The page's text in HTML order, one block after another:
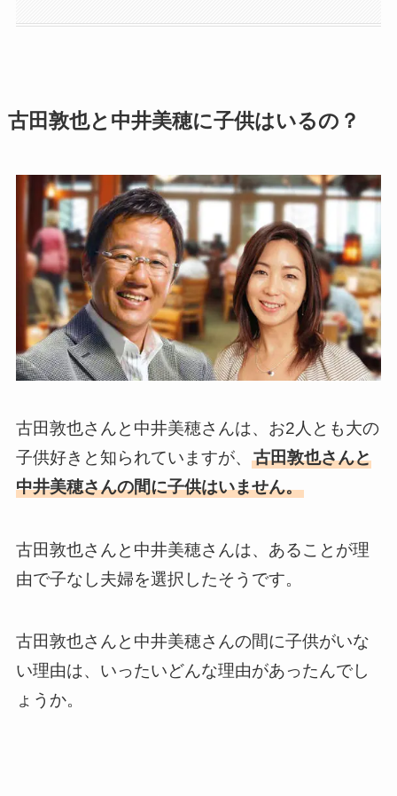
古田敦也と中井美穂に子供はいるの？
古田敦也さんと中井美穂さんは、お2人とも大の
子供好きと知られていますが、 古田敦也さんと
中井美穂さんの間に子供はいません。
古田敦也さんと中井美穂さんは、あることが理
由で子なし夫婦を選択したそうです。
古田敦也さんと中井美穂さんの間に子供がいな
い理由は、いったいどんな理由があったんでし
ょうか。